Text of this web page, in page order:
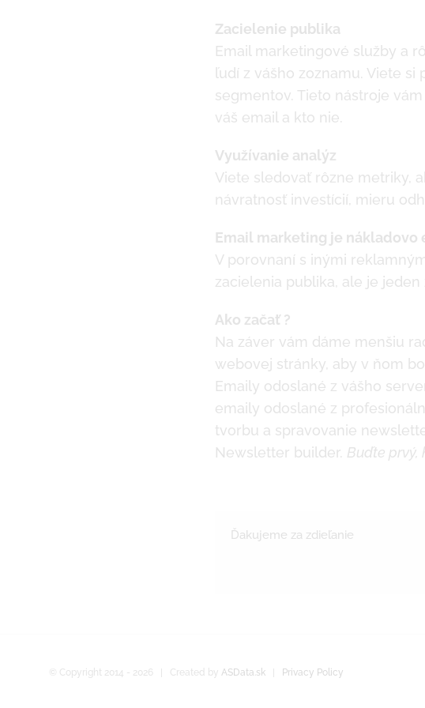
Zacielenie publika
Email marketingové služby a
ľudí z vášho zoznamu. Viete
segmentov. Tieto nástroje
váš email a kto nie.
Využívanie analýz
Viete sledovať rôzne metriky,
návratnosť investícií, mieru
Email marketing je nákladovo
V porovnaní s inými
zacielenia publika, ale je
Ako začať ?
Na záver vám dáme menšiu
webovej stránky, aby v ňom
Emaily odoslané z vášho
emaily odoslané z
tvorbu a spravovanie
Newsletter builder. Buďte prvý,
Ďakujeme za zdieľanie
© Copyright 2014 - 2026 | Created by ASData.sk | Privacy Policy